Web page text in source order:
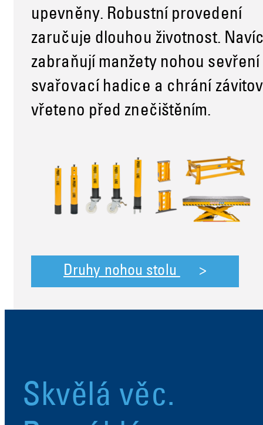
upevněny. Robustní provedení
zaručuje dlouhou životnost.
zabraňují manžety nohou sevření
svařovací hadice a chrání
vřeteno před znečištěním.
Druhy nohou stolu
Skvělá věc.